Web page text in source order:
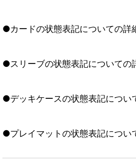
●カードの状態表記についての詳
●スリーブの状態表記についての
●デッキケースの状態表記につい
●プレイマットの状態表記につい